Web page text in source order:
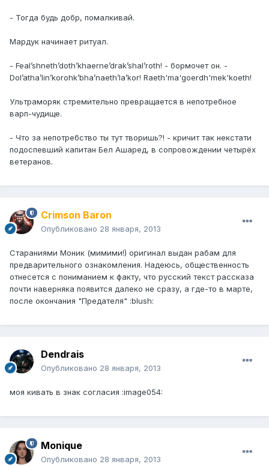
- Тогда будь добр, помалкивай.
Мардук начинает ритуал.
- Feal’shneth’doth’khaerne’drak’shal’roth! - бормочет он. -
Dol’atha’lin’korohk’bha’naeth’la’kor! Raeth'ma'goerdh'mek'koeth!
Ультраморяк стремительно превращается в непотребное
варп-чудище.
- Что за непотребство ты тут творишь?! - кричит так некстати
подоспевший капитан Бел Ашаред, в сопровождении четырёх
ветеранов.
Crimson Baron
Опубликовано 28 января, 2013
Стараниями Моник (мимими!) оригинал выдан рабам для
предварительного ознакомления. Надеюсь, общественность
отнесется с пониманием к факту, что русский текст рассказа
почти наверняка появится далеко не сразу, а где-то в марте,
после окончания "Предателя" :blush:
Dendrais
Опубликовано 28 января, 2013
моя кивать в знак согласия :image054:
Monique
Опубликовано 28 января, 2013